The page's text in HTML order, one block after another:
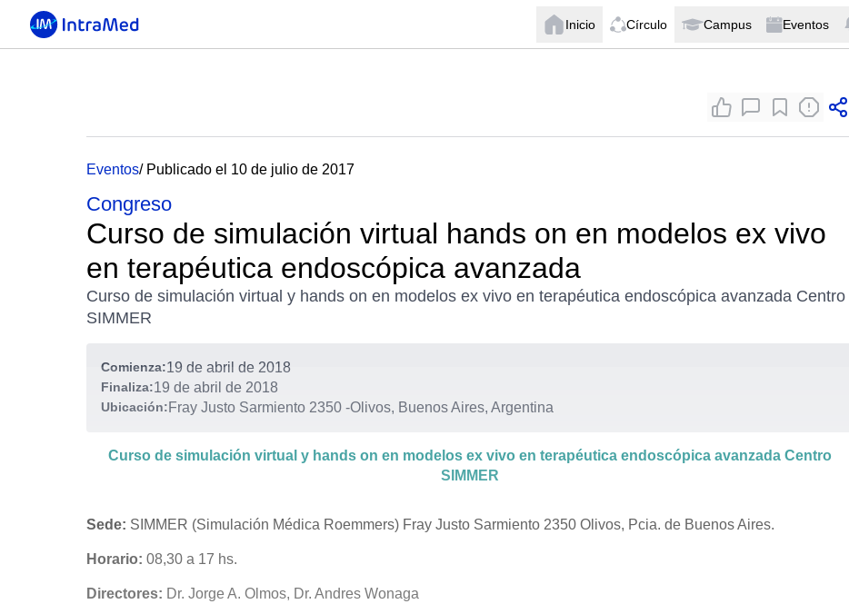
Inicio Círculo Campus Eventos
Eventos/ Publicado el 10 de julio de 2017
Congreso
Curso de simulación virtual hands on en modelos ex vivo
en terapéutica endoscópica avanzada
Curso de simulación virtual y hands on en modelos ex vivo en terapéutica endoscópica avanzada Centro
SIMMER
Comienza:19 de abril de 2018
Finaliza:19 de abril de 2018
Ubicación:Fray Justo Sarmiento 2350 -Olivos, Buenos Aires, Argentina
Curso de simulación virtual y hands on en modelos ex vivo en terapéutica endoscópica avanzada Centro
SIMMER
Sede: SIMMER (Simulación Médica Roemmers) Fray Justo Sarmiento 2350 Olivos, Pcia. de Buenos Aires.
Horario: 08,30 a 17 hs.
Directores: Dr. Jorge A. Olmos, Dr. Andres Wonaga